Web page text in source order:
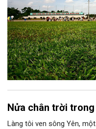
Nửa chân trời
Làng tôi ven sông Yên,